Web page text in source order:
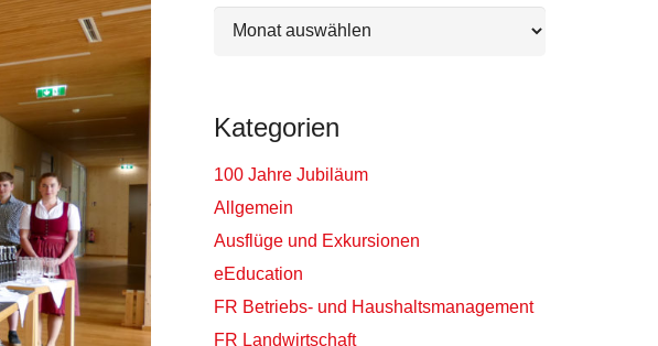
Archiv
Kategorien
100 Jahre Jubiläum
Allgemein
Ausflüge und Exkursionen
eEducation
FR Betriebs- und Haushaltsmanagement
FR Landwirtschaft